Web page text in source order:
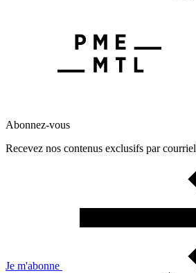
Abonnez-vous
Recevez nos contenus exclusifs par courriel
Je m'abonne